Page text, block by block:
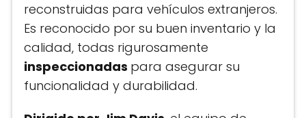
reconstruidas para vehículos extranjeros.
Es reconocido por su buen inventario y la
calidad, todas rigurosamente
inspeccionadas para asegurar su
funcionalidad y durabilidad.